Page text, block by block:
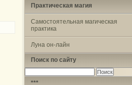
Практическая магия
Самостоятельная магическая
практика
Луна он-лайн
Поиск по сайту
Найти:
***